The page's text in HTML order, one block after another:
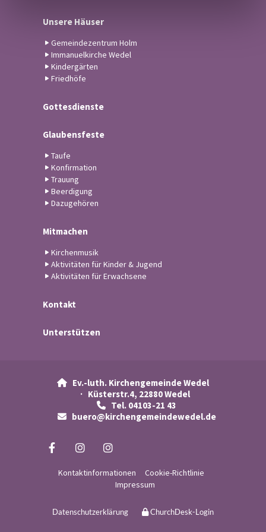
Unsere Häuser
Gemeindezentrum Holm
Immanuelkirche Wedel
Kindergärten
Friedhöfe
Gottesdienste
Glaubensfeste
Taufe
Konfirmation
Trauung
Beerdigung
Dazugehören
Mitmachen
Kirchenmusik
Aktivitäten für Kinder & Jugend
Aktivitäten für Erwachsene
Kontakt
Unterstützen

Ev.-luth. Kirchengemeinde Wedel
· Küsterstr.4, 22880 Wedel
 Tel. 04103-21 43
buero@kirchengemeindewedel.de
Kontaktinformationen
Cookie-Richtlinie
Impressum
Datenschutzerklärung ChurchDesk-Login